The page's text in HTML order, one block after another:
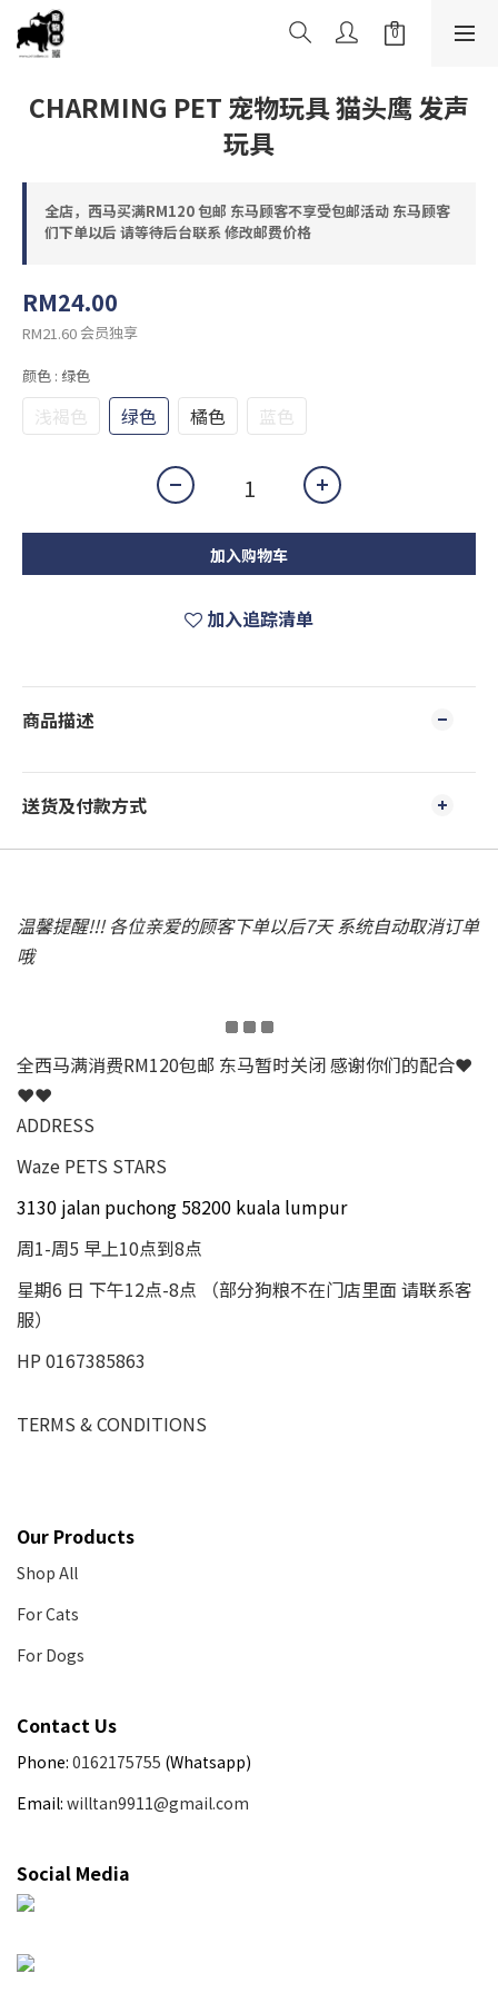
CHARMING PET 宠物玩具 猫头鹰 发声
玩具
全店，西马买满RM120 包邮 东马顾客不享受包邮活动 东马顾客
们下单以后 请等待后台联系 修改邮费价格
RM24.00
RM21.60 会员独享
颜色 : 绿色
浅褐色 绿色 橘色 蓝色
加入购物车
加入追踪清单
商品描述
送货及付款方式
温馨提醒!!! 各位亲爱的顾客下单以后7天 系统自动取消订单
哦
全西马满消费RM120包邮 东马暂时关闭 感谢你们的配合❤
❤❤
ADDRESS
Waze PETS STARS
3130 jalan puchong 58200 kuala lumpur
周1-周5 早上10点到8点
星期6 日 下午12点-8点 （部分狗粮不在门店里面 请联系客
服）
HP 0167385863
TERMS & CONDITIONS
Our Products
Shop All
For Cats
For Dogs
Contact Us
Phone: 0162175755 (Whatsapp)
Email: willtan9911@gmail.com
Social Media